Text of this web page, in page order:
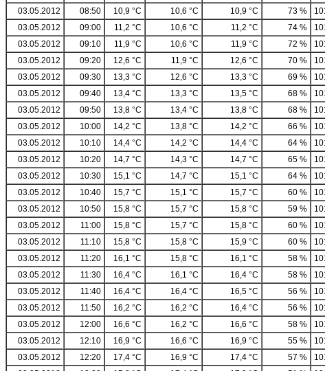
03.05.2012
08:50 10,9 °C 10,6 °C 10,9 °C 73 %
03.05.2012
09:00 11,2 °C 10,6 °C 11,2 °C 74 %
03.05.2012
09:10 11,9 °C 10,6 °C 11,9 °C 72 %
03.05.2012
09:20 12,6 °C 11,9 °C 12,6 °C 70 %
03.05.2012
09:30 13,3 °C 12,6 °C 13,3 °C 69 %
03.05.2012
09:40 13,4 °C 13,3 °C 13,5 °C 68 %
03.05.2012
09:50 13,8 °C 13,4 °C 13,8 °C 68 %
03.05.2012
10:00 14,2 °C 13,8 °C 14,2 °C 66 %
03.05.2012
10:10 14,4 °C 14,2 °C 14,4 °C 64 %
03.05.2012
10:20 14,7 °C 14,3 °C 14,7 °C 65 %
03.05.2012
10:30 15,1 °C 14,7 °C 15,1 °C 64 %
03.05.2012
10:40 15,7 °C 15,1 °C 15,7 °C 60 %
03.05.2012
10:50 15,8 °C 15,7 °C 15,8 °C 59 %
03.05.2012
11:00 15,8 °C 15,7 °C 15,8 °C 60 %
03.05.2012
11:10 15,8 °C 15,8 °C 15,9 °C 60 %
03.05.2012
11:20 16,1 °C 15,8 °C 16,1 °C 58 %
03.05.2012
11:30 16,4 °C 16,1 °C 16,4 °C 58 %
03.05.2012
11:40 16,4 °C 16,4 °C 16,5 °C 56 %
03.05.2012
11:50 16,2 °C 16,2 °C 16,4 °C 56 %
03.05.2012
12:00 16,6 °C 16,2 °C 16,6 °C 58 %
03.05.2012
12:10 16,9 °C 16,6 °C 16,9 °C 55 %
03.05.2012
12:20 17,4 °C 16,9 °C 17,4 °C 57 %